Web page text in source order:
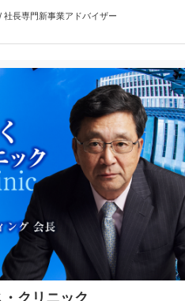
社長専門新事業アドバイザー
クリニック